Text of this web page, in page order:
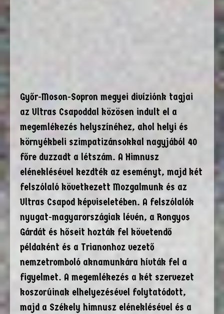
Győr-Moson-Sopron megyei divíziónk tagjai
az Ultras Csapoddal közösen indult el a
megemlékezés helyszínéhez, ahol helyi és
környékbeli szimpatizánsokkal nagyjából 40
főre duzzadt a létszám. A Himnusz
eléneklésével kezdték az eseményt, majd két
felszólaló következett Mozgalmunk és az
Ultras Csapod képviseletében. A felszólalók
nyugat-magyarországiak lévén, a Rongyos
Gárdát és hőseit hozták fel követendő
példaként és a Trianonhoz vezető
nemzetromboló aknamunkára hívták fel a
figyelmet. A megemlékezés a két szervezet
koszorúinak elhelyezésével folytatódott,
majd a Székely himnusz eléneklésével és a